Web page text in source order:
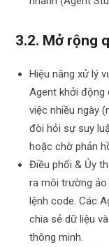
3.2. Mở rộng
Hiệu năng xử lý
Agent khởi động
việc nhiều ngày
đòi hỏi sự suy
hoặc chờ phản
Điều phối & Ủy
ra môi trường
lệnh code. Các
chia sẻ dữ liệu
thông minh.